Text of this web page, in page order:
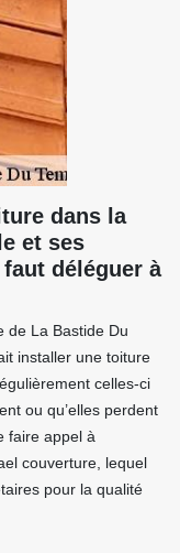
dans la
et ses
déléguer à
de La Bastide Du
installer une toiture
celles-ci
ou qu’elles perdent
faire appel à
couverture, lequel
pour la qualité